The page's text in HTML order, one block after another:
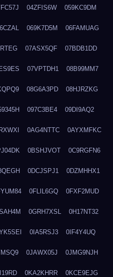
04ZFIS6W 059KC9DM
069K7D5M 06FAMUAG
07ASX5QF 07BDB1DD
07VPTDH1 08B99MM7
08G6A3PD 08HJRZKG
097C3BE4 09DI9AQ2
0AG4NTTC 0AYXMFKC
0BSHJVOT 0C9RGFN6
0DCJSPJ1 0DZMHHX1
0FLIL6GQ 0FXF2MUD
0GRH7XSL 0H17NT32
0IA5RSJ3 0IF4Y4UQ
0JAWX05J 0JMG9NJH
0KA2KHRR 0KCE9EJG